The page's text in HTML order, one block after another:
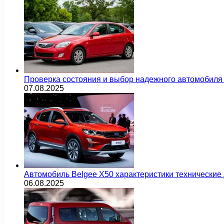
Проверка состояния и выбор надежного
07.08.2025
Автомобиль Belgee X50 характеристики
06.08.2025